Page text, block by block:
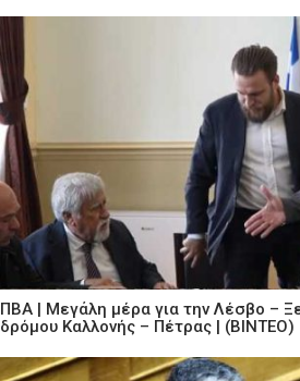
ΠΒΑ | Μεγάλη μέρα για την Λέσβο –
δρόμου Καλλονής – Πέτρας | (ΒΙΝΤΕΟ)